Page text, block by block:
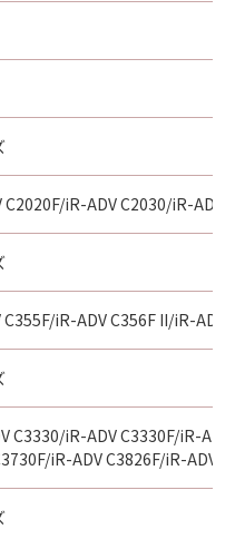
iR-ADV C2030/iR-
iR-ADV C356F II/iR-
C3330/iR-ADV C3330F/iR-
iR-ADV C3826F/iR-ADV